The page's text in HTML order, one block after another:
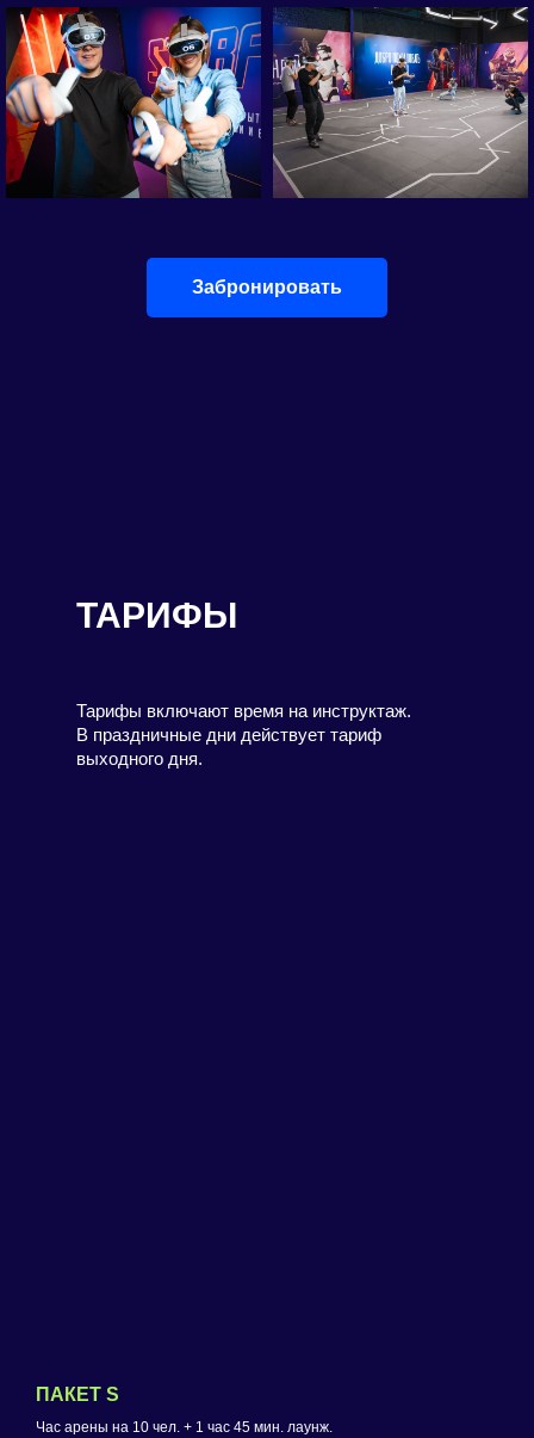
Забронировать
ТАРИФЫ
Тарифы включают время на инструктаж.
В праздничные дни действует тариф
выходного дня.
ПАКЕТ S
Час арены на 10 чел. + 1 час 45 мин. лаунж.